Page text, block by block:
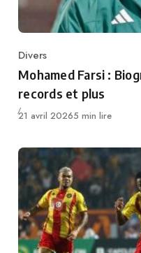
Category
Divers
Mohamed Farsi :
records et plus
Publié
21 avril 20265 min lire